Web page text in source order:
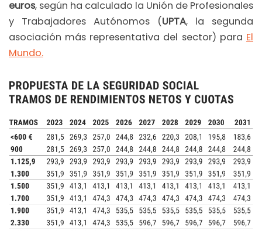
euros, según ha calculado la Unión de Profesionales
y Trabajadores Autónomos (UPTA, la segunda
asociación más representativa del sector) para El
Mundo.